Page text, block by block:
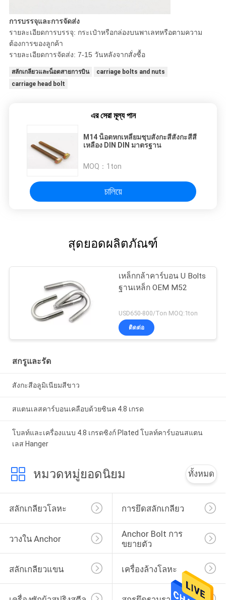
การบรรจุและการจัดส่ง
รายละเอียดการบรรจุ: กระเป๋าหรือกล่องบนพาเลทหรือตามความ
ต้องการของลูกค้า
รายละเอียดการจัดส่ง: 7-15 วันหลังจากสั่งซื้อ
สลักเกลียวและน็อตสายการบิน
carriage bolts and nuts
carriage head bolt
এর সেরা মূল্য পান
M14 น็อตหกเหลี่ยมชุบสังกะสีสังกะสีสี
เหลือง DIN DIN มาตรฐาน
MOQ： 1ton
চালিয়ে
สุดยอดผลิตภัณฑ์
เหล็กกล้าคาร์บอน U Bolts
ฐานเหล็ก OEM M52
USD650-800/Ton MOQ:1ton
ติดต่อ
สกรูและรัด
สังกะสีอลูมิเนียมสีขาว
สแตนเลสคาร์บอนเคลือบด้วยซินค 4.8 เกรด
โบลท์และเครื่องแนบ 4.8 เกรดซิงก์ Plated โบลท์คาร์บอนสแตน
เลส Hanger
หมวดหมู่ยอดนิยม ทั้งหมด
สลักเกลียวโลหะ การยึดสลักเกลียว
วางใน Anchor
Anchor Bolt การ
ขยายตัว
สลักเกลียวแขน เครื่องล้างโลหะ